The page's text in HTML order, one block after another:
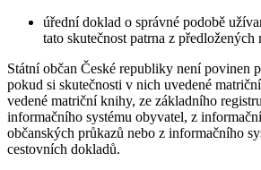
úřední doklad o správné podobě
tato skutečnost patrna z
Státní občan České republiky není povinen
pokud si skutečnosti v nich uvedené
vedené matriční knihy, ze základního
informačního systému obyvatel, z
občanských průkazů nebo z informačního
cestovních dokladů.